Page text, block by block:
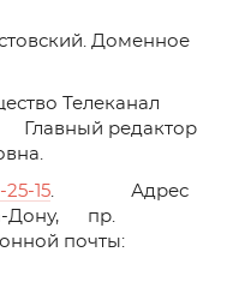
Доменное
Телеканал
редактор
15. Адрес
Дону, пр.
почты: